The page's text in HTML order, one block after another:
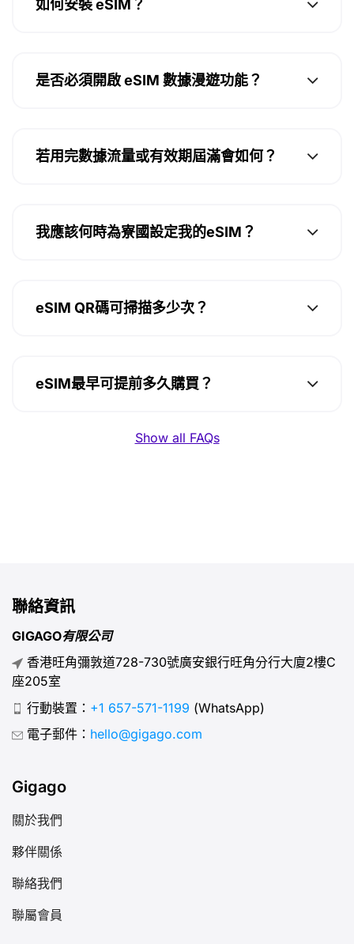
如何安裝 eSIM？
是否必須開啟 eSIM 數據漫遊功能？
若用完數據流量或有效期屆滿會如何？
我應該何時為寮國設定我的eSIM？
eSIM QR碼可掃描多少次？
eSIM最早可提前多久購買？
Show all FAQs
聯絡資訊
GIGAGO有限公司
香港旺角彌敦道728-730號廣安銀行旺角分行大廈2樓C
座205室
行動裝置： +1 657-571-1199 (WhatsApp)
電子郵件： hello@gigago.com
Gigago
關於我們
夥伴關係
聯絡我們
聯屬會員